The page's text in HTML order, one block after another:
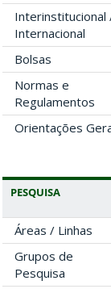
Interinstitucional
Internacional
Bolsas
Normas e
Regulamentos
Orientações
PESQUISA
Áreas / Linhas
Grupos de
Pesquisa